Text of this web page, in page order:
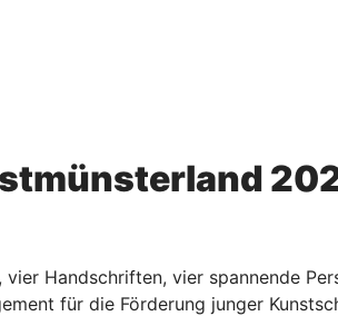
vier Handschriften, vier spannende
für die Förderung junger